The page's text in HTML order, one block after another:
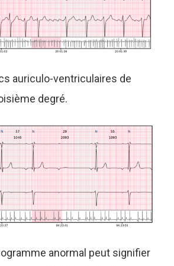
auriculo-ventriculaires de
degré.
anormal peut signifier